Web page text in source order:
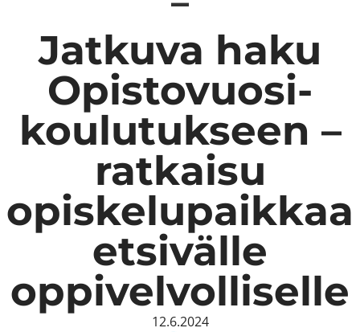
Jatkuva haku
Opistovuosi-
koulutukseen –
ratkaisu
opiskelupaikkaa
etsivälle
oppivelvolliselle
12.6.2024